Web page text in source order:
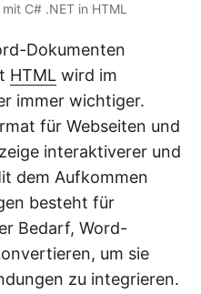
C# .NET in HTML
Dokumenten
HTML wird im
immer wichtiger.
für Webseiten und
interaktiverer und
dem Aufkommen
besteht für
Bedarf, Word-
um sie
zu integrieren.